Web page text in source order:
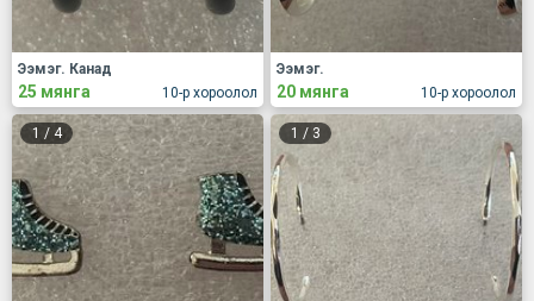
10-р хороолол
Ээмэг. Канад
25 мянга 10-р хороолол
Ээмэг.
20 мянга
1 / 4 1 / 3